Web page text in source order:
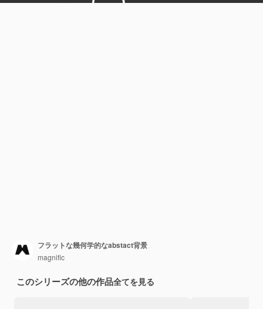
フラットな幾何学的なabstact背景
magnific
このシリーズの他の作品全てを見る